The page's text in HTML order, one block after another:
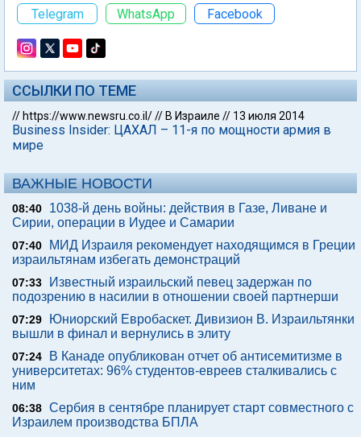
Telegram
WhatsApp Facebook
ССЫЛКИ ПО ТЕМЕ
// https://www.newsru.co.il/// В Израиле // 13 июля 2014
Business Insider: ЦАХАЛ – 11-я по мощности армия в
мире
ВАЖНЫЕ НОВОСТИ
08:40
1038-й день войны: действия в Газе, Ливане и
Сирии, операции в Иудее и Самарии
07:40
МИД Израиля рекомендует находящимся в Греции
израильтянам избегать демонстраций
07:33
Известный израильский певец задержан по
подозрению в насилии в отношении своей партнерши
07:29
Юниорский Евробаскет. Дивизион В. Израильтянки
вышли в финал и вернулись в элиту
07:24
В Канаде опубликован отчет об антисемитизме в
университетах: 96% студентов-евреев сталкивались с
ним
06:38 Сербия в сентябре планирует старт совместного с
Израилем производства БПЛА